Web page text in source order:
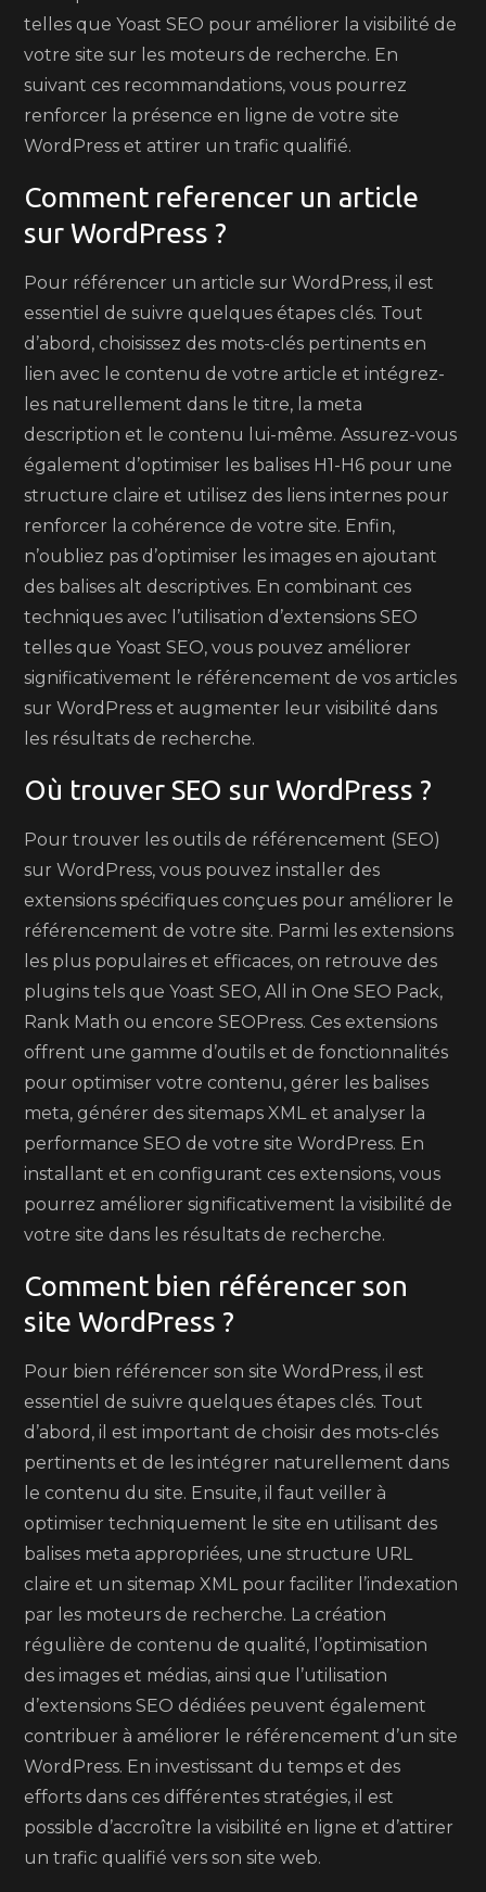
telles que Yoast SEO pour améliorer la visibilité de
votre site sur les moteurs de recherche. En
suivant ces recommandations, vous pourrez
renforcer la présence en ligne de votre site
WordPress et attirer un trafic qualifié.
Comment referencer un article
sur WordPress ?
Pour référencer un article sur WordPress, il est
essentiel de suivre quelques étapes clés. Tout
d’abord, choisissez des mots-clés pertinents en
lien avec le contenu de votre article et intégrez-
les naturellement dans le titre, la meta
description et le contenu lui-même. Assurez-vous
également d’optimiser les balises H1-H6 pour une
structure claire et utilisez des liens internes pour
renforcer la cohérence de votre site. Enfin,
n’oubliez pas d’optimiser les images en ajoutant
des balises alt descriptives. En combinant ces
techniques avec l’utilisation d’extensions SEO
telles que Yoast SEO, vous pouvez améliorer
significativement le référencement de vos articles
sur WordPress et augmenter leur visibilité dans
les résultats de recherche.
Où trouver SEO sur WordPress ?
Pour trouver les outils de référencement (SEO)
sur WordPress, vous pouvez installer des
extensions spécifiques conçues pour améliorer le
référencement de votre site. Parmi les extensions
les plus populaires et efficaces, on retrouve des
plugins tels que Yoast SEO, All in One SEO Pack,
Rank Math ou encore SEOPress. Ces extensions
offrent une gamme d’outils et de fonctionnalités
pour optimiser votre contenu, gérer les balises
meta, générer des sitemaps XML et analyser la
performance SEO de votre site WordPress. En
installant et en configurant ces extensions, vous
pourrez améliorer significativement la visibilité de
votre site dans les résultats de recherche.
Comment bien référencer son
site WordPress ?
Pour bien référencer son site WordPress, il est
essentiel de suivre quelques étapes clés. Tout
d’abord, il est important de choisir des mots-clés
pertinents et de les intégrer naturellement dans
le contenu du site. Ensuite, il faut veiller à
optimiser techniquement le site en utilisant des
balises meta appropriées, une structure URL
claire et un sitemap XML pour faciliter l’indexation
par les moteurs de recherche. La création
régulière de contenu de qualité, l’optimisation
des images et médias, ainsi que l’utilisation
d’extensions SEO dédiées peuvent également
contribuer à améliorer le référencement d’un site
WordPress. En investissant du temps et des
efforts dans ces différentes stratégies, il est
possible d’accroître la visibilité en ligne et d’attirer
un trafic qualifié vers son site web.